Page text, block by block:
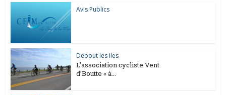
Avis Publics
Debout les Iles
L’association cycliste Vent
d’Boutte « à...